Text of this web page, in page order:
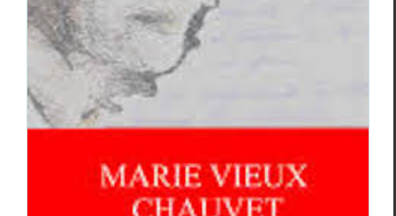
Legs et littérature n°8
Revue des revues